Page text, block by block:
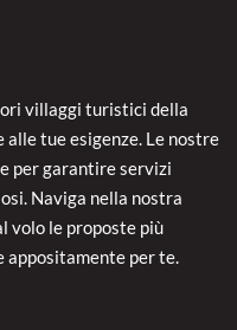
villaggi turistici della
tue esigenze. Le nostre
per garantire servizi
Naviga nella nostra
volo le proposte più
appositamente per te.